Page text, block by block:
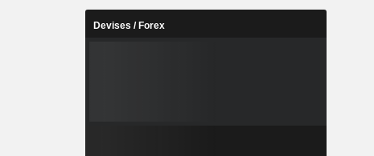
Devises / Forex